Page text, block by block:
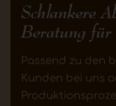
Schlankere
Beratung für
Passend zu den
Kunden bei uns